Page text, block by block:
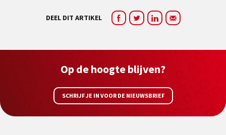
DEEL DIT ARTIKEL
Op de hoogte blijven?
SCHRIJF JE IN VOOR DE NIEUWSBRIEF